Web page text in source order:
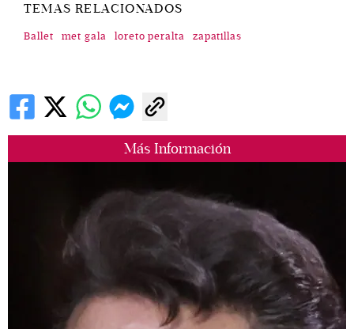
Más Información
TEMAS RELACIONADOS
Ballet met gala loreto peralta zapatillas